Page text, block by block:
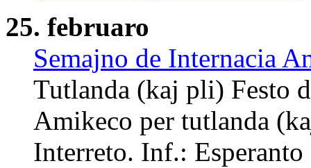
25. februaro
Semajno de Internacia
Tutlanda (kaj pli) Festo
Amikeco per tutlanda
Interreto. Inf.: